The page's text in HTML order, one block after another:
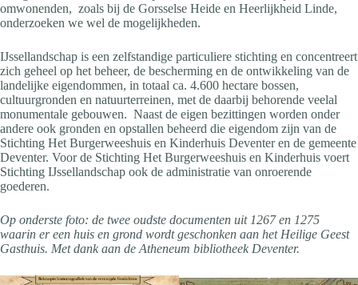
omwonenden, zoals bij de Gorsselse Heide en Heerlijkheid Linde,
onderzoeken we wel de mogelijkheden.
IJssellandschap is een zelfstandige particuliere stichting en concentreert
zich geheel op het beheer, de bescherming en de ontwikkeling van de
landelijke eigendommen, in totaal ca. 4.600 hectare bossen,
cultuurgronden en natuurterreinen, met de daarbij behorende veelal
monumentale gebouwen. Naast de eigen bezittingen worden onder
andere ook gronden en opstallen beheerd die eigendom zijn van de
Stichting Het Burgerweeshuis en Kinderhuis Deventer en de gemeente
Deventer. Voor de Stichting Het Burgerweeshuis en Kinderhuis voert
Stichting IJssellandschap ook de administratie van onroerende
goederen.
Op onderste foto: de twee oudste documenten uit 1267 en 1275
waarin er een huis en grond wordt geschonken aan het Heilige Geest
Gasthuis. Met dank aan de Atheneum bibliotheek Deventer.